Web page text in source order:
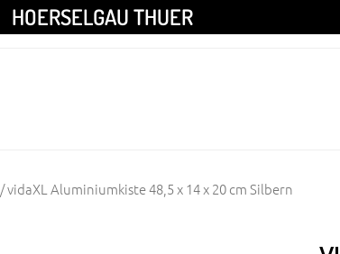
HOERSELGAU THUER
/ vidaXL Aluminiumkiste 48,5 x 14 x 20 cm Silbern